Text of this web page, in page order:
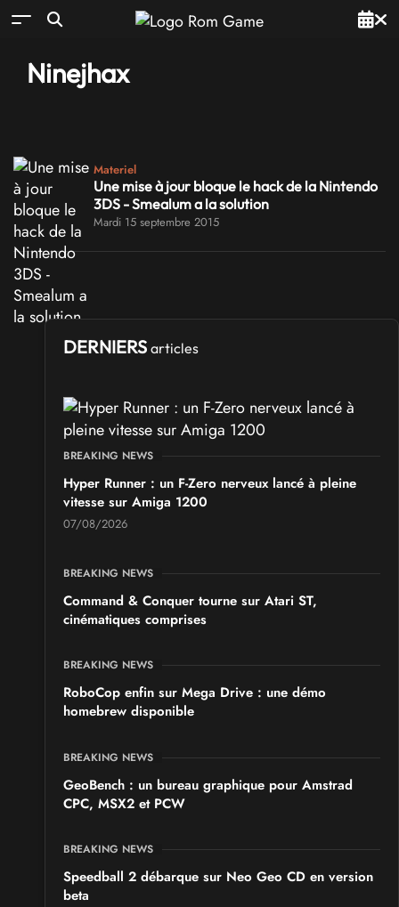
Ninejhax
Materiel
Une mise à jour bloque le hack de la Nintendo
3DS - Smealum a la solution
Mardi 15 septembre 2015
DERNIERS articles
BREAKING NEWS
Hyper Runner : un F-Zero nerveux lancé à pleine
vitesse sur Amiga 1200
07/08/2026
BREAKING NEWS
Command & Conquer tourne sur Atari ST,
cinématiques comprises
BREAKING NEWS
RoboCop enfin sur Mega Drive : une démo
homebrew disponible
BREAKING NEWS
GeoBench : un bureau graphique pour Amstrad
CPC, MSX2 et PCW
BREAKING NEWS
Speedball 2 débarque sur Neo Geo CD en version
beta